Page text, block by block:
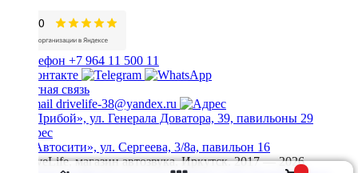
+7 964 11 500 11
Обратная связь
drivelife-38@yandex.ru
ТЦ «Прибой», ул. Генерала Доватора, 39, павильоны 29
ТЦ «Автосити», ул. Сергеева, 3/8а, павильон 16
© DriveLife, магазин автозвука, Иркутск. 2017 — 2026